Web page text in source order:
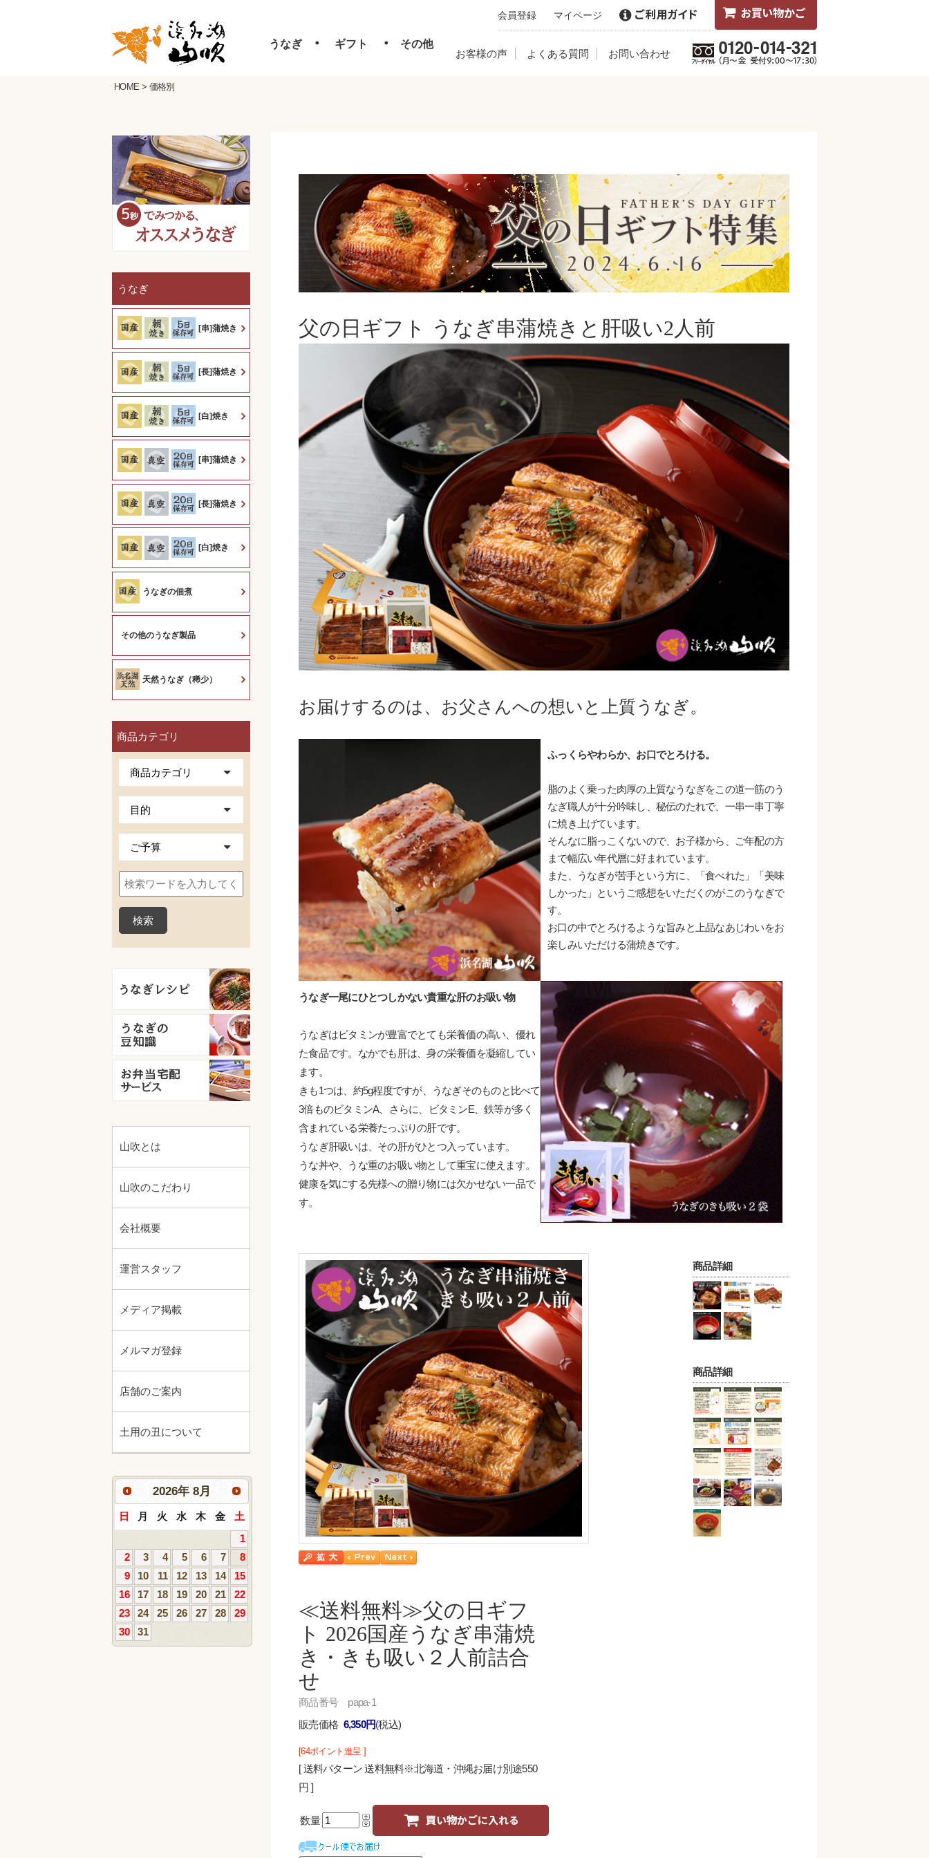
会員登録 マイページ
うなぎ ・ ギフト ・ その他
お客様の声 よくある質問 お問い合わせ
うなぎ
[串]蒲焼き
[長]蒲焼き
[白]焼き
[串]蒲焼き
[長]蒲焼き
[白]焼き
うなぎの佃煮
その他のうなぎ製品
天然うなぎ（稀少）
商品カテゴリ
山吹とは
山吹のこだわり
会社概要
運営スタッフ
メディア掲載
メルマガ登録
店舗のご案内
土用の丑について
2026年8月
日 月 火 水 木 金
土
1
2
3 4 5 6 7
8
9
10 11 12 13 14
15
16
17 18 19 20 21
22
23
24 25 26 27 28
29
30
31
HOME > 価格別
父の日ギフト うなぎ串蒲焼きと肝吸い2人前
お届けするのは、お父さんへの想いと上質うなぎ。
ふっくらやわらか、お口でとろける。
脂のよく乗った肉厚の上質なうなぎをこの道一筋のう
なぎ職人が十分吟味し、秘伝のたれで、一串一串丁寧
に焼き上げています。
そんなに脂っこくないので、お子様から、ご年配の方
まで幅広い年代層に好まれています。
また、うなぎが苦手という方に、「食べれた」「美味
しかった」というご感想をいただくのがこのうなぎで
す。
お口の中でとろけるような旨みと上品なあじわいをお
楽しみいただける蒲焼きです。
うなぎ一尾にひとつしかない貴重な肝のお吸い物
うなぎはビタミンが豊富でとても栄養価の高い、優れ
た食品です。なかでも肝は、身の栄養価を凝縮してい
ます。
きも1つは、約5g程度ですが、うなぎそのものと比べて
3倍ものビタミンA、さらに、ビタミンE、鉄等が多く
含まれている栄養たっぷりの肝です。
うなぎ肝吸いは、その肝がひとつ入っています。
うな丼や、うな重のお吸い物として重宝に使えます。
健康を気にする先様への贈り物には欠かせない一品で
す。
商品詳細
商品詳細
≪送料無料≫父の日ギフ
ト 2026国産うなぎ串蒲焼
き・きも吸い２人前詰合
せ
商品番号 papa-1
販売価格 6,350円(税込)
[64ポイント進呈 ]
[ 送料パターン 送料無料※北海道・沖縄お届け別途550
円 ]
数量